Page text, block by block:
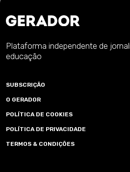
Plataforma independente de
educação
SUBSCRIÇÃO
O GERADOR
POLÍTICA DE COOKIES
POLÍTICA DE PRIVACIDADE
TERMOS & CONDIÇÕES